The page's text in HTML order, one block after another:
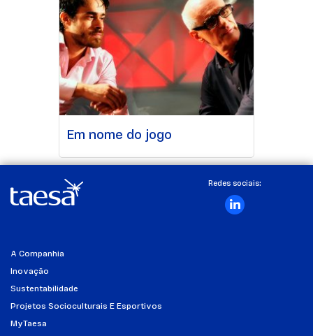
Em nome do jogo
Redes sociais:
A Companhia
Inovação
Sustentabilidade
Projetos Socioculturais E Esportivos
MyTaesa